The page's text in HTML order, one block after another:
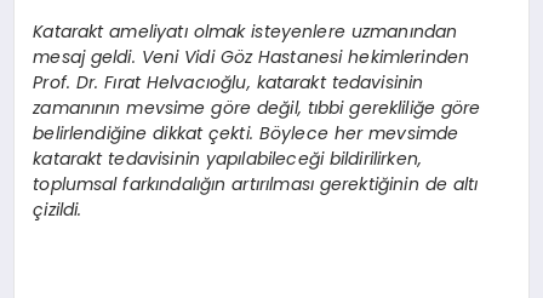
Katarakt ameliyatı olmak isteyenlere uzmanından
mesaj geldi. Veni Vidi Göz Hastanesi hekimlerinden
Prof. Dr. Fırat Helvacıoğlu, katarakt tedavisinin
zamanının mevsime göre değil, tıbbi gerekliliğe göre
belirlendiğine dikkat çekti. Böylece her mevsimde
katarakt tedavisinin yapılabileceği bildirilirken,
toplumsal farkındalığın artırılması gerektiğinin de altı
çizildi.